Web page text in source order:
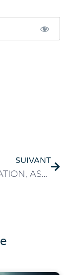
SUIVANT
EXPATRIATION, ASSURER SES ARRIÈRES